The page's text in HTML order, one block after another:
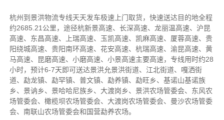
杭州到景洪物流专线天天发车极速上门取货，快速送达目的地全程
约2685.21公里，途径杭新景高速、长深高速、龙丽温高速、沪昆
高速、东昌高速、上瑞高速、玉凯高速、凯麻高速、厦蓉高速、贵
阳绕城高速、贵阳南环高速、花安高速、杭瑞高速、渝昆高速、黄
马高速、昆磨高速、小磨高速、小景高速主要高速，专线用时约28
小时，预计6-7天即可送达景洪允景洪街道、江北街道、嘎洒街
道、勐龙镇、勐罕镇、普文镇、勐养镇、勐旺乡、基诺山基诺族
乡、景讷乡、景哈哈尼族乡、大渡岗乡、景洪农场管委会、东风农
场管委会、橄榄坝农场管委会、大渡岗农场管委会、曼沙农场管委
会、南联山农场管委会和国营勐养农场。